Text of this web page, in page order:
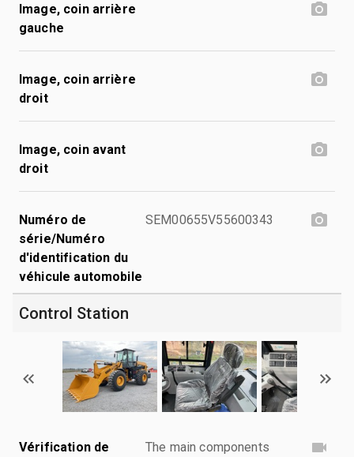
Image, coin arrière
gauche
Image, coin arrière
droit
Image, coin avant
droit
Numéro de
série/Numéro
d'identification du
véhicule automobile
SEM00655V55600343
Control Station
Vérification de
The main components